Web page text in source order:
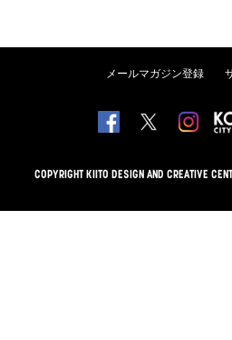
メールマガジン登録
COPYRIGHT KIITO DESIGN AND CREATIVE